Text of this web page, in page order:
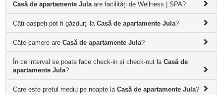
Casă de apartamente Julaare facilități de Wellness | SPA?
Câți oaspeți pot fi găzduiți la Casă de apartamente Jula?
Câțe camere are Casă de apartamente Jula?
În ce interval se poate face check-in și check-out la Casă de
apartamente Jula?
Care este pretul mediu pe noapte la Casă de apartamente Jula?